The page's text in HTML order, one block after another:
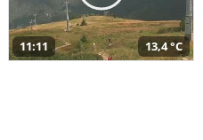
11:11 13,4 °C